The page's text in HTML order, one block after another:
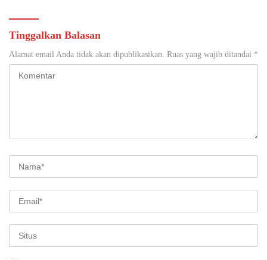
Tinggalkan Balasan
Alamat email Anda tidak akan dipublikasikan. Ruas yang wajib ditandai *